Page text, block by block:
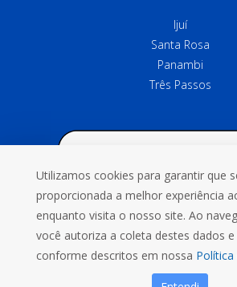
Ijuí
Santa Rosa
Panambi
Três Passos
Utilizamos cookies para garantir que
proporcionada a melhor experiência
enquanto visita o nosso site. Ao
você autoriza a coleta destes dados
conforme descritos em nossa Política